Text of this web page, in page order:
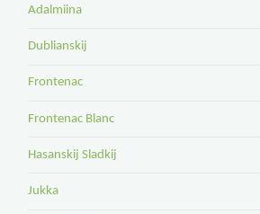
Adalmiina
Dublianskij
Frontenac
Frontenac Blanc
Hasanskij Sladkij
Jukka